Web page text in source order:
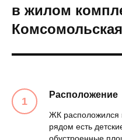
в жилом
Расположение
ЖК расположился
рядом есть